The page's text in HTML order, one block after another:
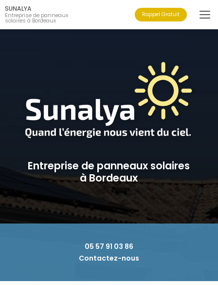
Aller
au
contenu
principal
SUNALYA
Entreprise de panneaux
solaires à Bordeaux
Rappel Gratuit
Entreprise de panneaux solaires
à Bordeaux
05 57 91 03 86
Contactez-nous